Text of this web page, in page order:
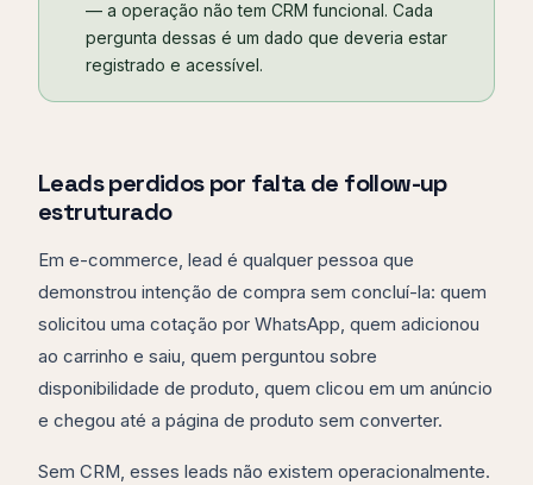
— a operação não tem CRM funcional. Cada
pergunta dessas é um dado que deveria estar
registrado e acessível.
Leads perdidos por falta de follow-up
estruturado
Em e-commerce, lead é qualquer pessoa que
demonstrou intenção de compra sem concluí-la: quem
solicitou uma cotação por WhatsApp, quem adicionou
ao carrinho e saiu, quem perguntou sobre
disponibilidade de produto, quem clicou em um anúncio
e chegou até a página de produto sem converter.
Sem CRM, esses leads não existem operacionalmente.